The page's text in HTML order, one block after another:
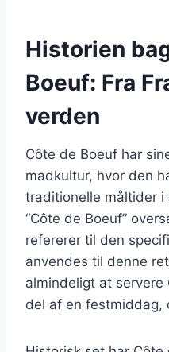
Historien
Boeuf: Fra
verden
Côte de Boeuf har
madkultur, hvor den
traditionelle måltider i
“Côte de Boeuf”
refererer til den
anvendes til denne
almindeligt at servere
del af en festmiddag,